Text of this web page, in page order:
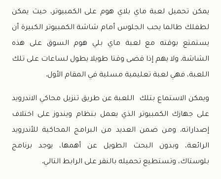
يمكن تحميل لعبة ماي بلاي هوم على الكمبيوتر، حيث يمكن
لطفلك طالما يحب الجلوس أمام شاشة الكمبيوتر الكبيرة أن
يستمتع بوقته مع لعبة ماي بلي هوم السوق على هذه
الشاشة. ولا يهم إذا قضى وقتا طويلا يطول لساعات على تلك
اللعبة، فهي لعبة تعليمية مسلية في المقام الأول.
ويمكن الاستماع بتلك اللعبة عن طريق تنزيل محاكي الاندرويد
على جهازك الكمبيوتر الذي يعمل بنظام ويندوز على اختلاف
إصداراته. ومن ضمن العديد من البرامج المحاكية للأندرويد
الرائعة، وبدون البحث الطويل عن أهمها، يوجد برنامج
بلوستاك، وتستطيع تحميله بالنقر على الرابط التالي.